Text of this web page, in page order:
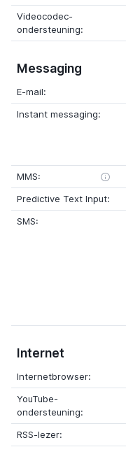
Videocodec-
ondersteuning:
Messaging
E-mail:
Instant messaging:
MMS:
Predictive Text Input:
SMS:
Internet
Internetbrowser:
YouTube-
ondersteuning:
RSS-lezer: